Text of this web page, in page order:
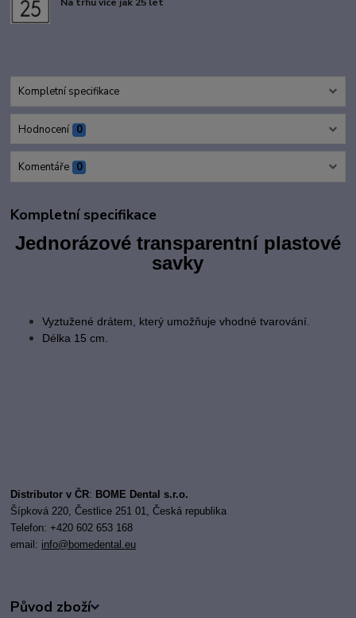
Na trhu více jak 25 let
Kompletní specifikace
Hodnocení 0
Komentáře 0
Kompletní specifikace
Jednorázové transparentní plastové
savky
Vyztužené drátem, který umožňuje vhodné tvarování.
Délka 15 cm.
Distributor v ČR: BOME Dental s.r.o.
Šípková 220, Čestlice 251 01, Česká republika
Telefon: +420 602 653 168
email: info@bomedental.eu
Původ zboží